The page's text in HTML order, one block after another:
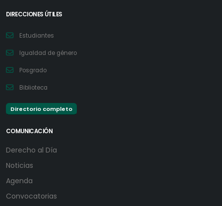
DIRECCIONES ÚTILES
Estudiantes
Igualdad de género
Posgrado
Biblioteca
Directorio completo
COMUNICACIÓN
Derecho al Día
Noticias
Agenda
Convocatorias